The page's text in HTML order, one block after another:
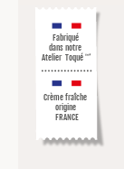
Crème fraîche
origine
FRANCE
Fabriqué
dans notre
Atelier Toqué ™*